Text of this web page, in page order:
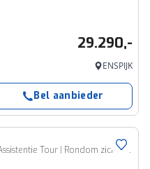
29.290,-
ENSPIJK
Bel aanbieder
97 kWh 370 kW / 503 Transmission | Assistentie Tour | Rondom zicht camera | Panoramadak |